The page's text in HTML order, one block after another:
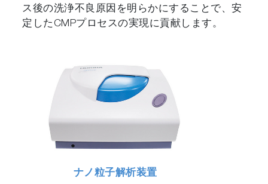
ス後の洗浄不良原因を明らかにすることで、安
定したCMPプロセスの実現に貢献します。
ナノ粒子解析装置